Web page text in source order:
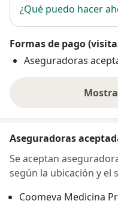
¿Qué puedo hacer
Formas de pago
Aseguradoras
Aseguradoras
Se aceptan
según la ubicación y el
Coomeva Medicina